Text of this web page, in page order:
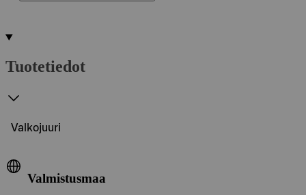
Tuotetiedot
Valkojuuri
Valmistusmaa